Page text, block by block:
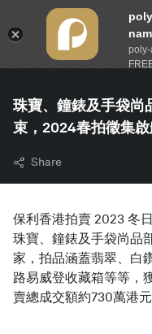
珠寶、鐘錶及手袋尚
束，2024春拍徵集
Share
保利香港拍賣 2023 冬
珠寶、鐘錶及手袋尚品
家，拍品涵蓋翡翠、白
路易威登收藏箱等等，
賣總成交額約730萬港元